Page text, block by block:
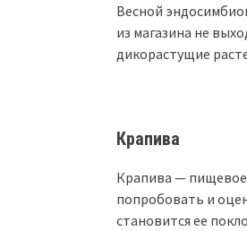
Весной
из магазина не
дикорастущие
Крапива
Крапива — пищевое
попробовать и
становится ее